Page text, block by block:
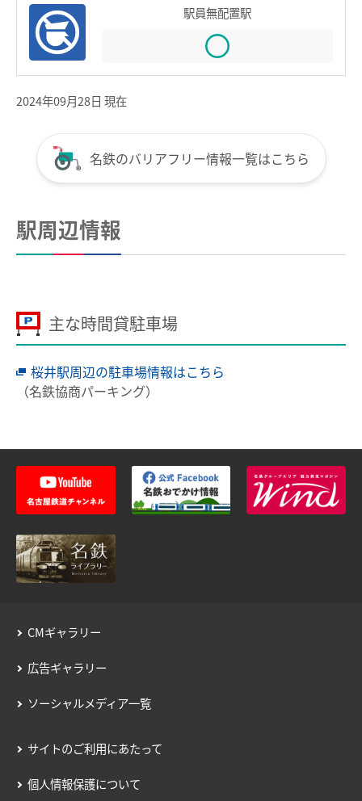
manacaマイレージポイント
manacaの安心機能
お買い物で使う
こんなとき、どうするの？
紛失したとき
券面文字が見えにくくなったとき
利用履歴を確認したいとき
約款／manacaご利用ガイド
駅員無配置駅
2024年09月28日 現在
名鉄のバリアフリー情報一覧はこちら
駅周辺情報
主な時間貸駐車場
桜井駅周辺の駐車場情報はこちら
（名鉄協商パーキング）
CMギャラリー
広告ギャラリー
ソーシャルメディア一覧
サイトのご利用にあたって
個人情報保護について